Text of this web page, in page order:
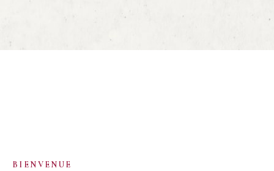
BIENVENUE